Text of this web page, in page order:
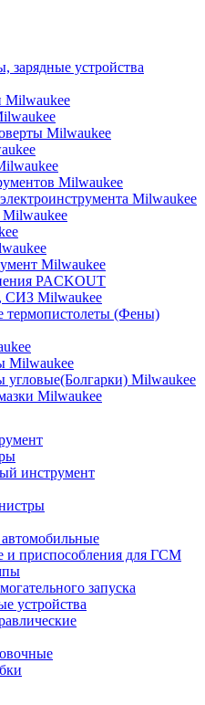
зарядные устройства
Milwaukee
Milwaukee
Milwaukee
Milwaukee
Milwaukee
PACKOUT
СИЗ Milwaukee
термопистолеты (Фены)
Milwaukee
Milwaukee
инструмент
и приспособления для ГСМ
запуска
устройства